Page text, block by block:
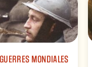
MONDIALES